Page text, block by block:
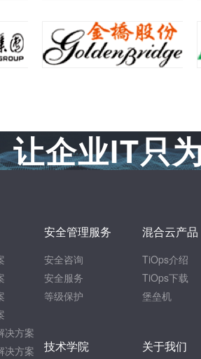
企业IT只
决方案
决方案
安全管理服务
安全咨询
安全服务
等级保护
技术学院
混合云产品
TiOps介绍
TiOps下载
堡垒机
关于我们